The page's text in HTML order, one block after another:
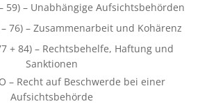
59) – Unabhängige Aufsichtsbehörden
76) – Zusammenarbeit und Kohärenz
+ 84) – Rechtsbehelfe, Haftung und
Sanktionen
– Recht auf Beschwerde bei einer
Aufsichtsbehörde